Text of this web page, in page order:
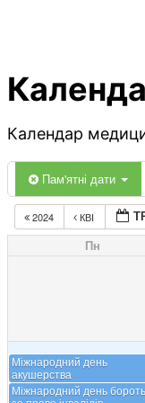
Календар
Пам'ятні дати
2024 КВІ
Пн
Міжнародний день
акушерства
Міжнародний день